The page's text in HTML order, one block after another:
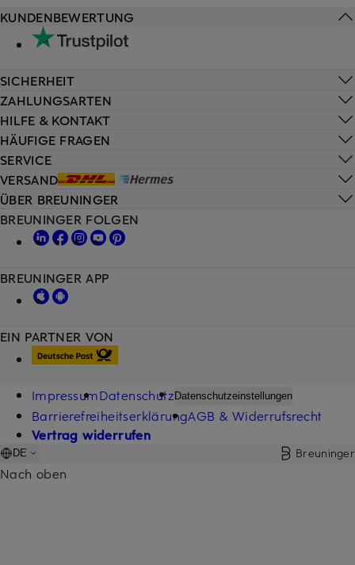
HILFE & KONTAKT
HÄUFIGE FRAGEN
SERVICE
VERSAND
KUNDENBEWERTUNG
SICHERHEIT
ZAHLUNGSARTEN
ÜBER BREUNINGER
EIN PARTNER VON
BREUNINGER FOLGEN
BREUNINGER APP
ImpressumDatenschutz Datenschutzeinstellungen
BarrierefreiheitserklärungAGB & Widerrufsrecht
Vertrag widerrufen
DE Breuninger
Nach oben